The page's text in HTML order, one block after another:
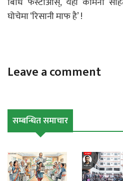
घोचेमा ‘रिसानी माफ है’ !
Leave a comment
सम्बन्धित समाचार